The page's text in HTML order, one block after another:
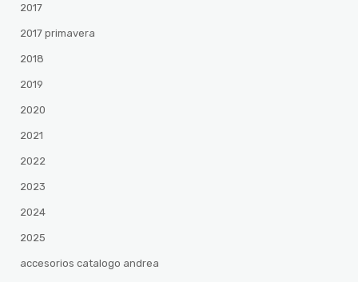
2017
2017 primavera
2018
2019
2020
2021
2022
2023
2024
2025
accesorios catalogo andrea